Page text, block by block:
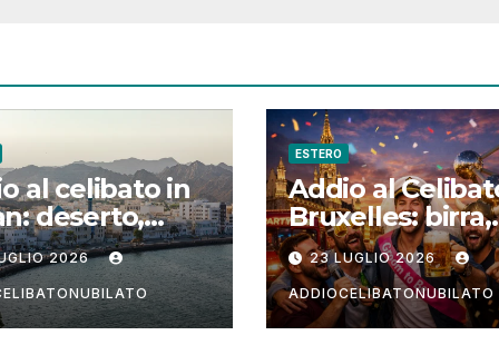
al celibato in
deserto,
e notti arabe
e
2026
ESTERO
Addio al
Bruxelles: birra,
cioccolato e vita
notturna per un
weekend
indimenticabile
23 LUGLIO 2026
ADDIOCELIBATONUBILATO